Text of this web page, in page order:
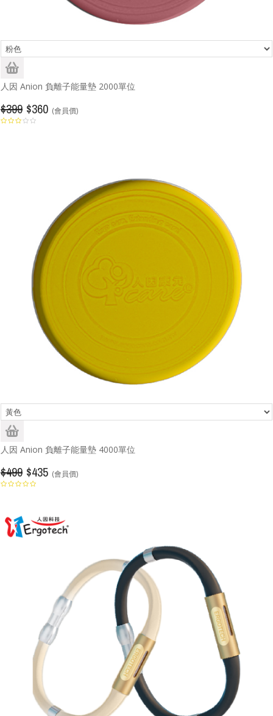
$399 $360 (會員價)
人因 Anion 負離子能量墊 2000單位
$499 $435 (會員價)
人因 Anion 負離子能量墊 4000單位